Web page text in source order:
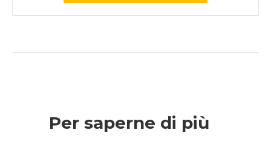
Per saperne di più